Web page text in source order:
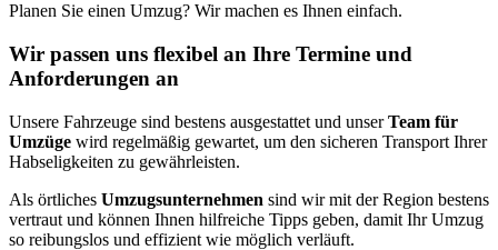
Planen Sie einen Umzug? Wir machen es Ihnen einfach.
Wir passen uns flexibel an Ihre Termine und
Anforderungen an
Unsere Fahrzeuge sind bestens ausgestattet und unserTeam für
Umzüge wird regelmäßig gewartet, um den sicheren Transport Ihrer
Habseligkeiten zu gewährleisten.
Als örtliches Umzugsunternehmen sind wir mit der Region bestens
vertraut und können Ihnen hilfreiche Tipps geben, damit Ihr Umzug
so reibungslos und effizient wie möglich verläuft.